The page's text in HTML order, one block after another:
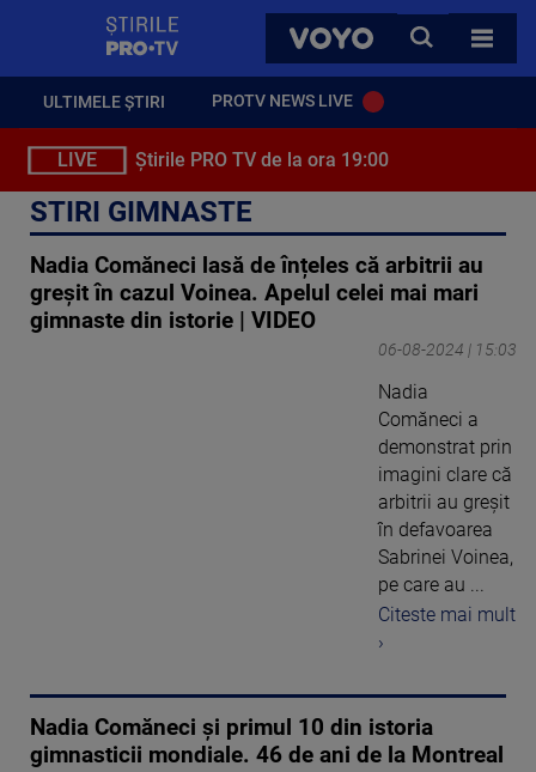
VOYO
CAUTA
TOATE
ULTIMELE ȘTIRI PROTV NEWS LIVE
LIVE Știrile PRO TV de la ora 19:00
STIRI GIMNASTE
Nadia Comăneci lasă de înțeles că arbitrii au
greșit în cazul Voinea. Apelul celei mai mari
gimnaste din istorie | VIDEO
06-08-2024 | 15:03
Nadia
Comăneci a
demonstrat prin
imagini clare că
arbitrii au greșit
în defavoarea
Sabrinei Voinea,
pe care au ...
Citeste mai mult
›
Nadia Comăneci și primul 10 din istoria
gimnasticii mondiale. 46 de ani de la Montreal